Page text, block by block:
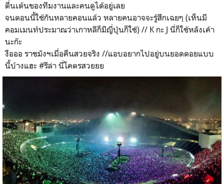
ตื่นเต้นของทีมงานและคนดูได้อยู่เลย
จนตอนนี้ใช้กันหลายคอนแล้ว หลายคนอาจจะรู้สึกเฉยๆ (เห็นมี
คอมเมนท์ประมาณว่าเกาหลีก็มีญี่ปุ่นก็ใช้) // K กะ J นี่ก็ใช้หลังเค้า
นะก๊ะ
งือออ ราชมังฯเมื่อคืนสวยจริง //แอบอยากไปอยู่บนยอดดอยแบบ
นี้บ้างแฮะ #รีล่า นี่โคตรสวยยย